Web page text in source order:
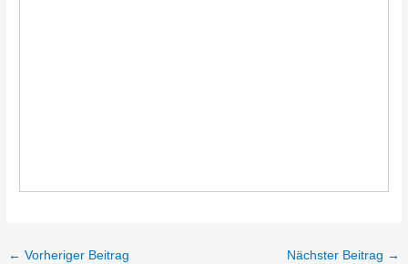
← Vorheriger Beitrag Nächster Beitrag →